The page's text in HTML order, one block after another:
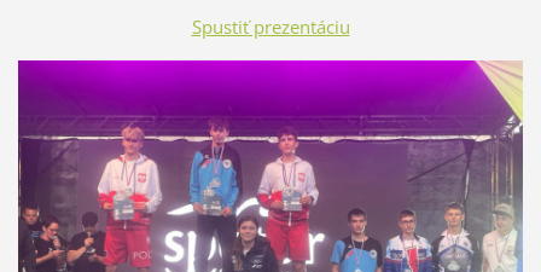
Spustiť prezentáciu